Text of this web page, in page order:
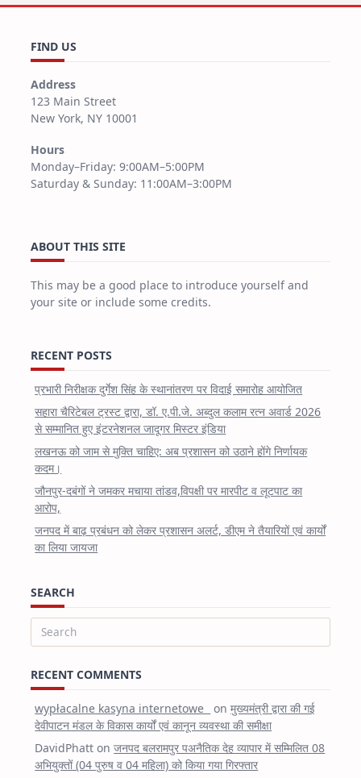
FIND US
Address
123 Main Street
New York, NY 10001
Hours
Monday–Friday: 9:00AM–5:00PM
Saturday & Sunday: 11:00AM–3:00PM
ABOUT THIS SITE
This may be a good place to introduce yourself and
your site or include some credits.
RECENT POSTS
प्रभारी निरीक्षक दुर्गेश सिंह के स्थानांतरण पर विदाई समारोह आयोजित
सहारा चैरिटेबल ट्रस्ट द्वारा, डॉ. ए.पी.जे. अब्दुल कलाम रत्न अवार्ड 2026
से सम्मानित हुए इंटरनेशनल जादूगर मिस्टर इंडिया
लखनऊ को जाम से मुक्ति चाहिए: अब प्रशासन को उठाने होंगे निर्णायक
कदम।
जौनपुर-दबंगों ने जमकर मचाया तांडव,विपक्षी पर मारपीट व लूटपाट का
आरोप,
जनपद में बाढ़ प्रबंधन को लेकर प्रशासन अलर्ट, डीएम ने तैयारियों एवं कार्यों
का लिया जायजा
SEARCH
Search
RECENT COMMENTS
wypłacalne kasyna internetowe onमुख्यमंत्री द्वारा की गई
देवीपाटन मंडल के विकास कार्यों एवं कानून व्यवस्था की समीक्षा
DavidPhatt onजनपद बलरामपुर पअनैतिक देह व्यापार में सम्मिलित 08
अभियुक्तों (04 पुरुष व 04 महिला) को किया गया गिरफ्तार